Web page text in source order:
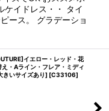
ケイドレス・・ タイ
ース。 グラデーショ
イエロー・レッド・花
・Aライン・フレア・ミディ
きいサイズあり] [C33106]